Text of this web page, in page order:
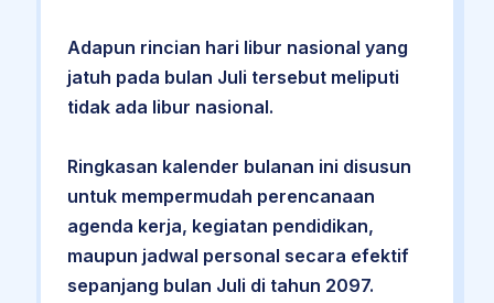
Adapun rincian hari libur nasional yang
jatuh pada bulan Juli tersebut meliputi
tidak ada libur nasional.
Ringkasan kalender bulanan ini disusun
untuk mempermudah perencanaan
agenda kerja, kegiatan pendidikan,
maupun jadwal personal secara efektif
sepanjang bulan Juli di tahun 2097.